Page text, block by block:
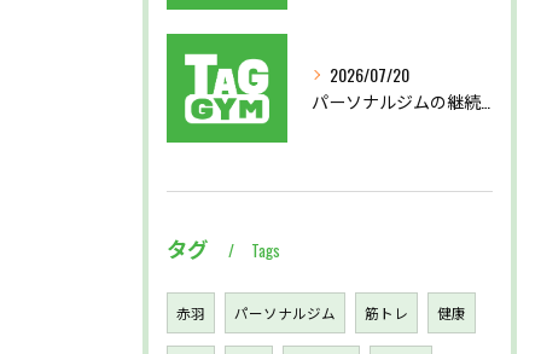
2026/07/20
タグ Tags
赤羽 パーソナルジム 筋トレ 健康